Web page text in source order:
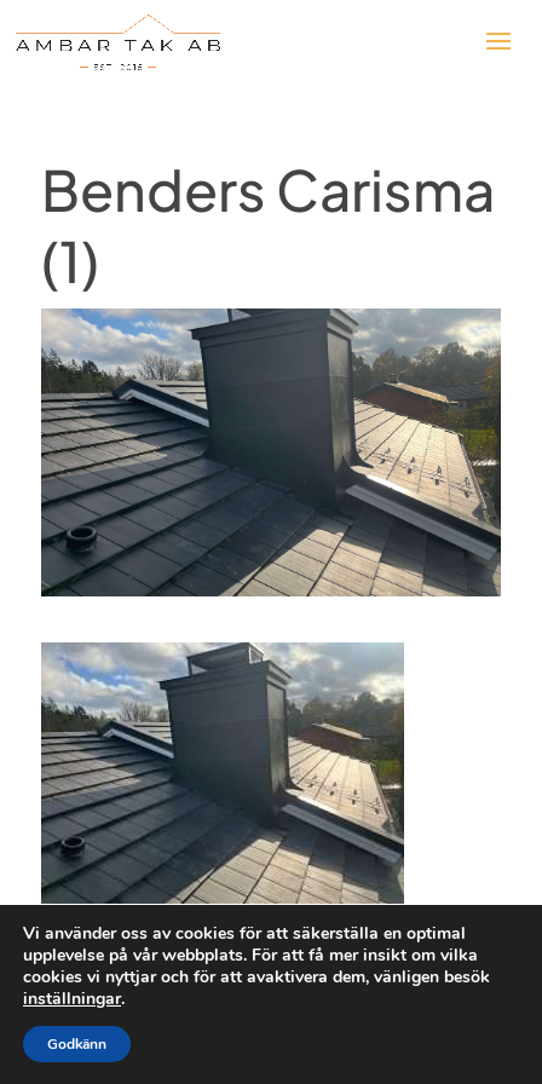
Benders Carisma
(1)
Vi använder oss av cookies för att säkerställa en optimal
upplevelse på vår webbplats. För att få mer insikt om vilka
cookies vi nyttjar och för att avaktivera dem, vänligen besök
inställningar.
Godkänn